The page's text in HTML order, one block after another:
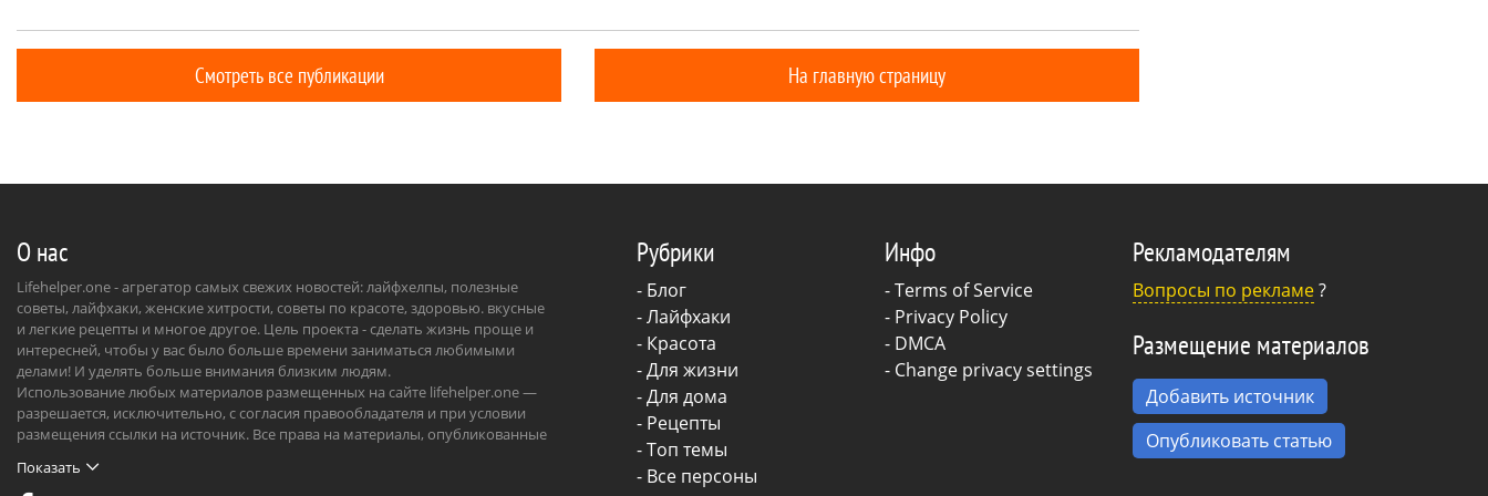
раздобыть пластиковую тару с
откидывающейся крышкой и подходящую
вещица, например, вот такой пасхальный
милый кролик.
Смотреть все публикации На главную страницу
О нас
Lifehelper.one - агрегатор самых свежих новостей: лайфхелпы, полезные
советы, лайфхаки, женские хитрости, советы по красоте, здоровью. вкусные
и легкие рецепты и многое другое. Цель проекта - сделать жизнь проще и
интересней, чтобы у вас было больше времени заниматься любимыми
делами! И уделять больше внимания близким людям.
Использование любых материалов размещенных на сайте lifehelper.one —
разрешается, исключительно, с согласия правообладателя и при условии
размещения ссылки на источник. Все права на материалы, опубликованные
Показать
Рубрики
- Блог
-Лайфхаки
- Красота
-Для жизни
-Для дома
- Рецепты
- Топ темы
- Все персоны
Инфо
-Terms of Service
- Privacy Policy
- DMCA
- Change privacy settings
Рекламодателям
Вопросы по рекламе?
Размещение материалов
Добавить источник
Опубликовать статью